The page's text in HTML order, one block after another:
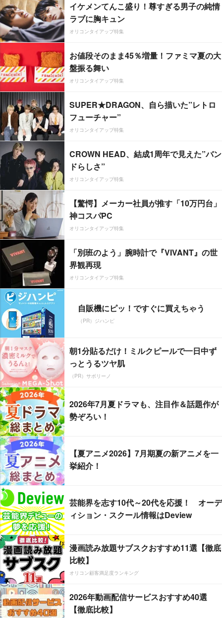
イケメンてんこ盛り！尊すぎる男子の純情
ラブに胸キュン
オリコンタイアップ特集
お値段そのまま45％増量！ファミマ夏の大
盤振る舞い
オリコンタイアップ特集
SUPER★DRAGON、自ら描いた”レトロ
フューチャー”
オリコンタイアップ特集
CROWN HEAD、結成1周年で見えた”バン
ドらしさ”
オリコンタイアップ特集
【驚愕】メーカー社員が推す「10万円台」
神コスパPC
オリコンタイアップ特集
「別班のよう」腕時計で『VIVANT』の世
界観再現
オリコンタイアップ特集
自販機にピッ！ですぐに買えちゃう
（PR）ジハンピ
朝1分貼るだけ！ミルクピールで一日中ず
っとうるツヤ肌
（PR）サボリーノ
2026年7月夏ドラマも、注目作＆話題作が
勢ぞろい！
【夏アニメ2026】7月期夏の新アニメを一
挙紹介！
芸能界を志す10代～20代を応援！ オーデ
ィション・スクール情報はDeview
漫画読み放題サブスクおすすめ11選【徹底
比較】
オリコン顧客満足度ランキング
2026年動画配信サービスおすすめ40選
【徹底比較】